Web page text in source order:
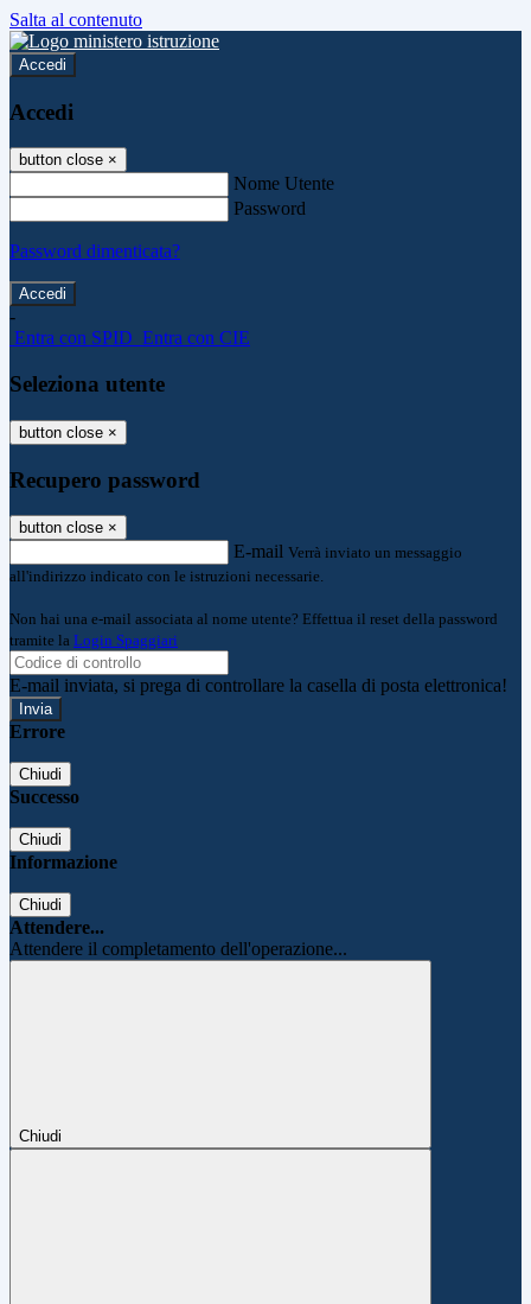
Salta al contenuto
Accedi
Accedi
button close ×
Nome Utente
Password
Password dimenticata?
-
Entra con SPID Entra con CIE
Seleziona utente
button close ×
Recupero password
button close ×
E-mail Verrà inviato un messaggio
all'indirizzo indicato con le istruzioni necessarie.
Non hai una e-mail associata al nome utente? Effettua il reset della password
tramite la Login Spaggiari
E-mail inviata, si prega di controllare la casella di posta elettronica!
Errore
Chiudi
Successo
Chiudi
Informazione
Chiudi
Attendere...
Attendere il completamento dell'operazione...
Chiudi